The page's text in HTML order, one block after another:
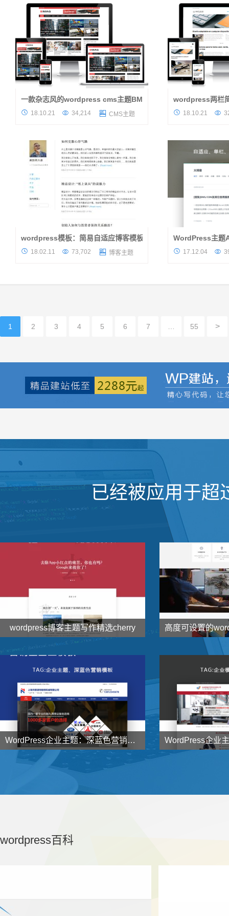
蛮舒服的这种感觉。现在这个...
约...
这款杂志风的wordpress cms主题BMag来自
个WordPress杂志主题，让您设置...
一款杂志风的wordpress cms主题BMag分享
 18.10.21  34,214  CMS主题
十分简单的2栏
wordpress两栏
 18.10.21 
模板介绍 一款简单的不能再简单的博客类
wordpress模板：简易自适应博客模板mz1分享
 18.02.11  73,702  博客主题
WordPress主题
 17.12.04 
1 2 3 4 5 6 7 55 >
已经被应用于超
wordpress博客主题写作精选cherry
 138 元 了解详情  1000
WordPress企业主题：深蓝色营销型企业主题NstTheme发布
998 了解详情
wordpress百科